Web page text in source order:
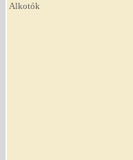
Alkotók